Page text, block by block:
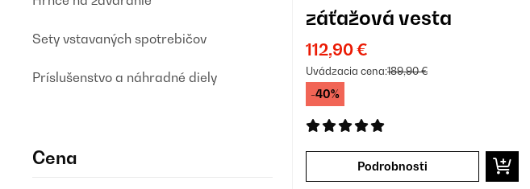
Sety vstavaných spotrebičov
Príslušenstvo a náhradné diely
Cena
záťažová vesta
112,90 €
Uvádzacia cena:189,90 €
-40%
Podrobnosti